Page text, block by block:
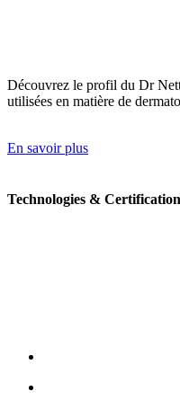
Découvrez le profil du Dr
utilisées en matière de
En savoir plus
Technologies &